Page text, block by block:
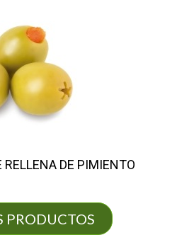
RELLENA DE PIMIENTO
PRODUCTOS